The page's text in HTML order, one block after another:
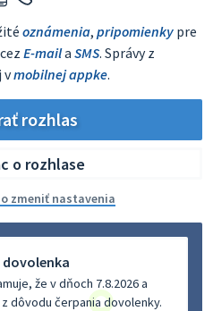
oznámenia, pripomienky pre
E-maila SMS. Správy z
vmobilnej appke.
rozhlas
o rozhlase
zmeniť nastavenia
dovolenka
že v dňoch 7.8.2026 a
z dôvodu čerpania dovolenky.